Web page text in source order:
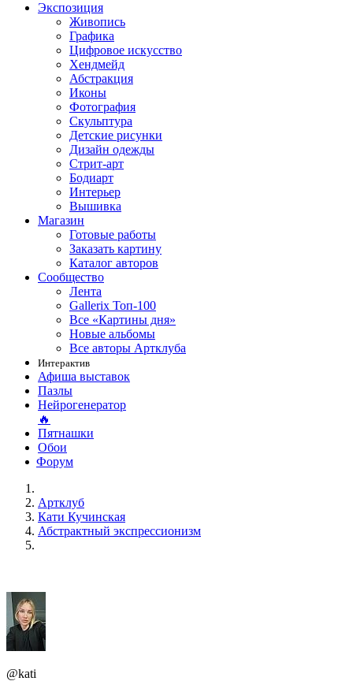
Экспозиция
Живопись
Графика
Цифровое искусство
Хендмейд
Абстракция
Иконы
Фотография
Скульптура
Детские рисунки
Дизайн одежды
Стрит-арт
Бодиарт
Интерьер
Вышивка
Магазин
Готовые работы
Заказать картину
Каталог авторов
Сообщество
Лента
Gallerix Топ-100
Все «Картины дня»
Новые альбомы
Все авторы Артклуба
Интерактив
Афиша выставок
Пазлы
Нейрогенератор
🔥
Пятнашки
Обои
Форум
Артклуб
Кати Кучинская
Абстрактный экспрессионизм
@kati